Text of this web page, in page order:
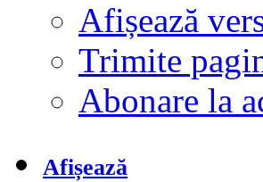
Afișează
Trimite
Abonare la
Afișează